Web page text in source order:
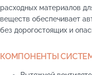
расходных материалов
веществ обеспечивает
без дорогостоящих и
КОМПОНЕНТЫ